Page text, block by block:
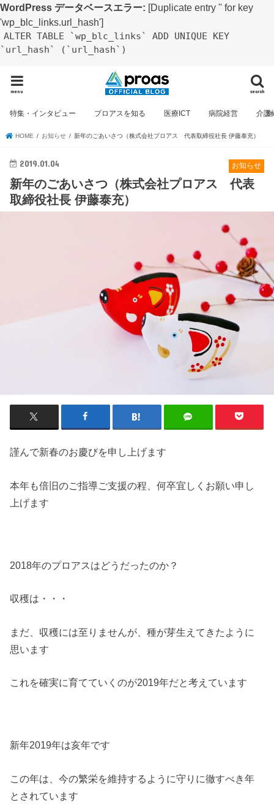
WordPress データベースエラー: [Duplicate entry '' for key
'wp_blc_links.url_hash']
ALTER TABLE `wp_blc_links` ADD UNIQUE KEY
`url_hash` (`url_hash`)
search
menu
特集・インタビュー プロアスを知る 医療ICT 病院経営 介護
HOME お知らせ 新年のごあいさつ（株式会社プロアス 代表取締役社長 伊藤泰充）
お知らせ
2019.01.04
新年のごあいさつ（株式会社プロアス 代表
取締役社長 伊藤泰充）
謹んで新春のお慶びを申し上げます
本年も倍旧のご指導ご支援の程、何卒宜しくお願い申し
上げます
2018年のプロアスはどうだったのか？
収穫は・・・
まだ、収穫には至りませんが、種が芽生えてきたように
思います
これを確実に育てていくのが2019年だと考えています
新年2019年は亥年です
この年は、今の繁栄を維持するように守りに徹すべき年
とされています